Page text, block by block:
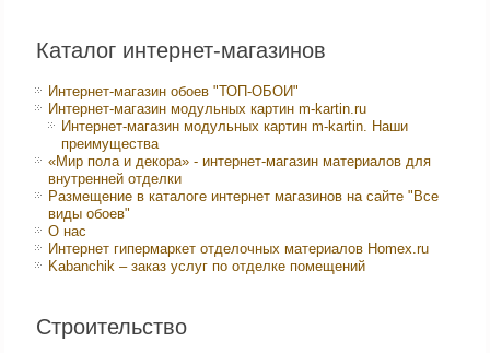
Каталог интернет-магазинов
Интернет-магазин обоев "ТОП-ОБОИ"
Интернет-магазин модульных картин m-kartin.ru
Интернет-магазин модульных картин m-kartin. Наши
преимущества
«Мир пола и декора» - интернет-магазин материалов для
внутренней отделки
Размещение в каталоге интернет магазинов на сайте "Все
виды обоев"
О нас
Интернет гипермаркет отделочных материалов Homex.ru
Kabanchik – заказ услуг по отделке помещений
Строительство